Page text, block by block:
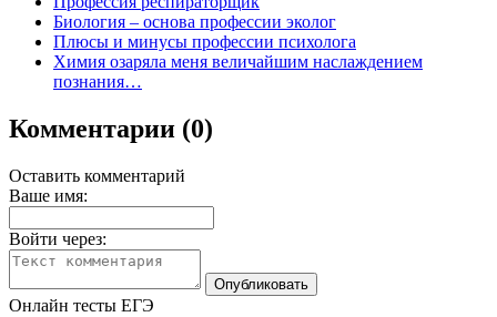
Биология – основа профессии эколог
Плюсы и минусы профессии психолога
Химия озаряла меня величайшим наслаждением
познания…
Комментарии (0)
Оставить комментарий
Ваше имя:
Войти через:
Онлайн тесты ЕГЭ